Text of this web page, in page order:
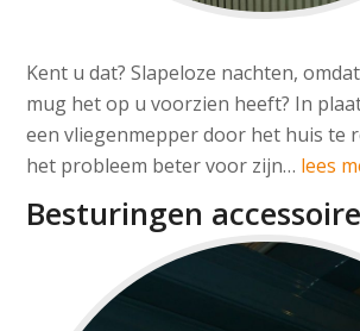
Kent u dat? Slapeloze nachten,
mug het op u voorzien heeft? In
een vliegenmepper door het huis te
het probleem beter voor zijn… lees
Besturingen